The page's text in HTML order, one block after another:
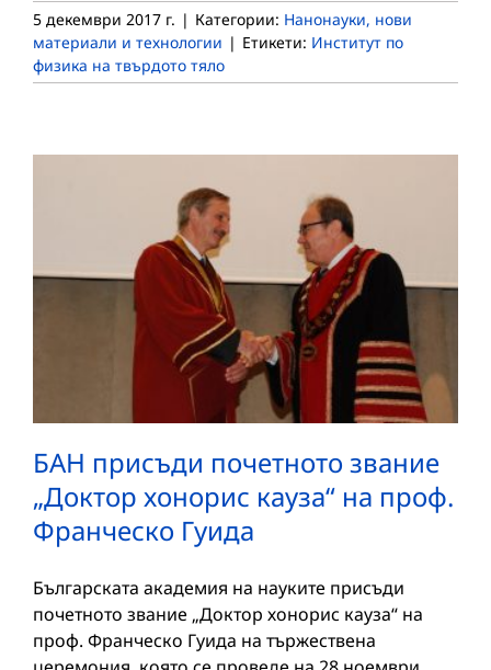
5 декември 2017 г. | Категории: Нанонауки, нови
материали и технологии | Етикети: Институт по
физика на твърдото тяло
БАН присъди почетното звание
„Доктор хонорис кауза“ на проф.
Франческо Гуида
Българската академия на науките присъди
почетното звание „Доктор хонорис кауза“ на
проф. Франческо Гуида на тържествена